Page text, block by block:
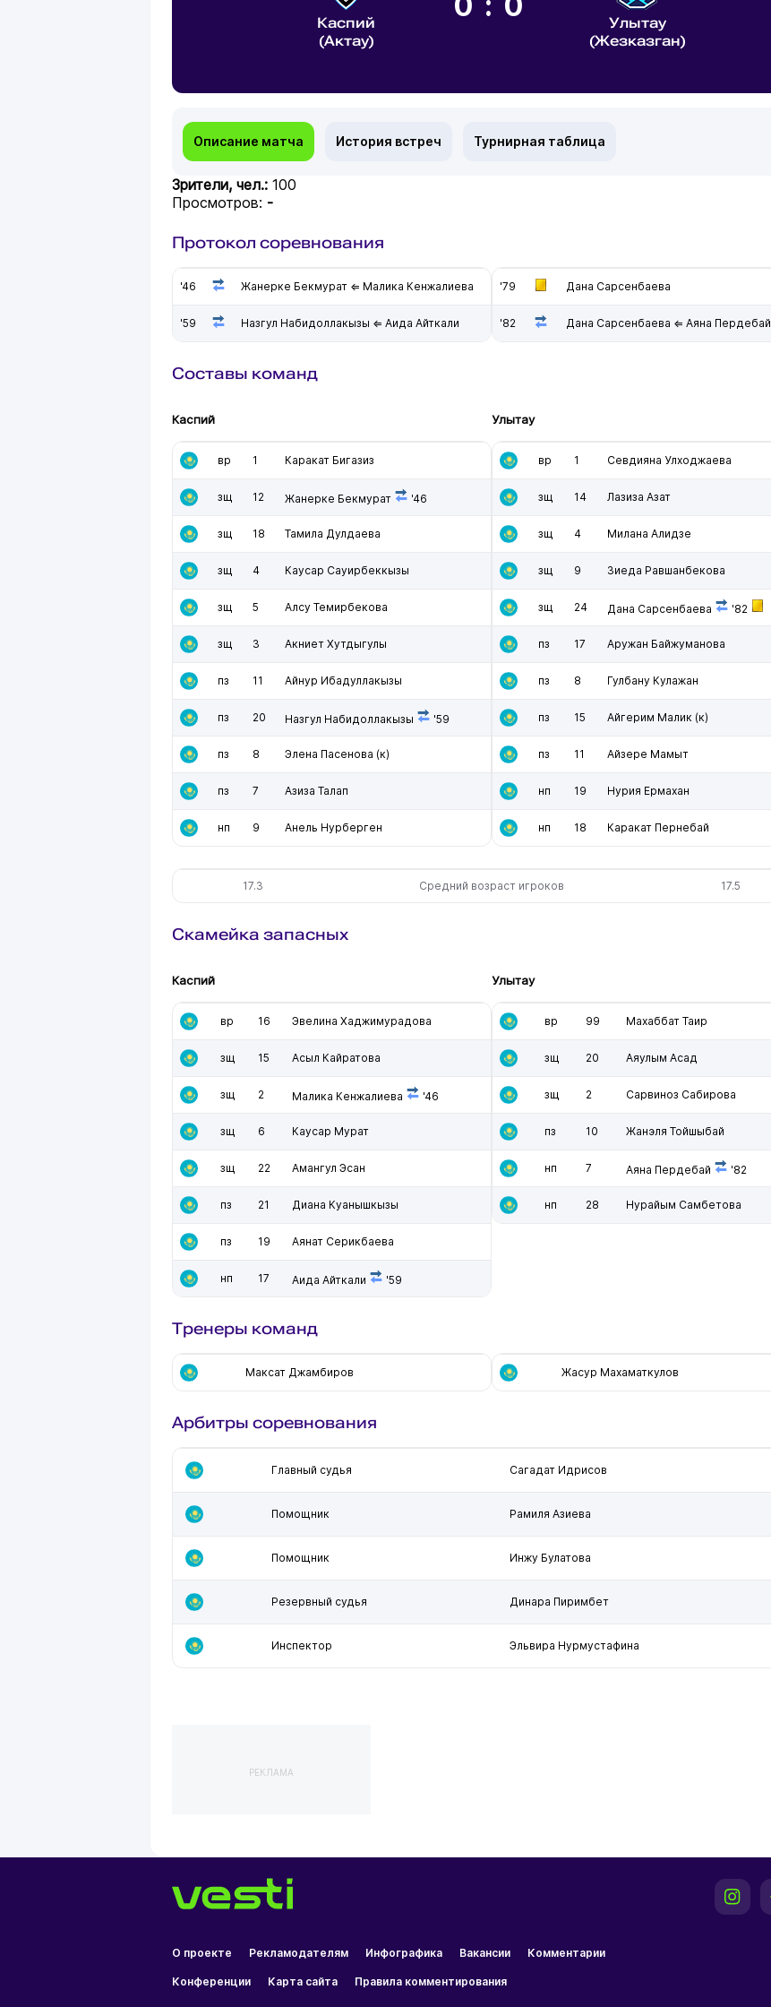
Каспий
(Актау)
Улытау
(Жезказган)
Описание матча История встреч Турнирная таблица
Зрители, чел.: 100
Просмотров: -
Протокол соревнования
'46 Жанерке Бекмурат ⇐ Малика Кенжалиева
'59 Назгул Набидоллакызы ⇐ Аида Айткали
'79 Дана Сарсенбаева
'82 Дана Сарсенбаева ⇐ Аяна Пердебай
Составы команд
Каспий
вр 1 Каракат Бигазиз
зщ 12 Жанерке Бекмурат '46
зщ 18 Тамила Дулдаева
зщ 4 Каусар Сауирбеккызы
зщ 5 Алсу Темирбекова
зщ 3 Акниет Хутдыгулы
пз 11 Айнур Ибадуллакызы
пз 20 Назгул Набидоллакызы '59
пз 8 Элена Пасенова (к)
пз 7 Азиза Талап
нп 9 Анель Нурберген
Улытау
вр 1 Севдияна Улходжаева
зщ 14 Лазиза Азат
зщ 4 Милана Алидзе
зщ 9 Зиеда Равшанбекова
зщ 24 Дана Сарсенбаева '82
пз 17 Аружан Байжуманова
пз 8 Гулбану Кулажан
пз 15 Айгерим Малик (к)
пз 11 Айзере Мамыт
нп 19 Нурия Ермахан
нп 18 Каракат Пернебай
17.3 Средний возраст игроков 17.5
Скамейка запасных
Каспий
вр 16 Эвелина Хаджимурадова
зщ 15 Асыл Кайратова
зщ 2 Малика Кенжалиева '46
зщ 6 Каусар Мурат
зщ 22 Амангул Эсан
пз 21 Диана Куанышкызы
пз 19 Аянат Серикбаева
нп 17 Аида Айткали '59
Улытау
вр 99 Махаббат Таир
зщ 20 Аяулым Асад
зщ 2 Сарвиноз Сабирова
пз 10 Жанэля Тойшыбай
нп 7 Аяна Пердебай '82
нп 28 Нурайым Самбетова
Тренеры команд
Максат Джамбиров Жасур Махаматкулов
Арбитры соревнования
Главный судья Сагадат Идрисов
Помощник Рамиля Азиева
Помощник Инжу Булатова
Резервный судья Динара Пиримбет
Инспектор Эльвира Нурмустафина
РЕКЛАМА
О проекте Рекламодателям Инфографика Вакансии Комментарии
Конференции Карта сайта Правила комментирования